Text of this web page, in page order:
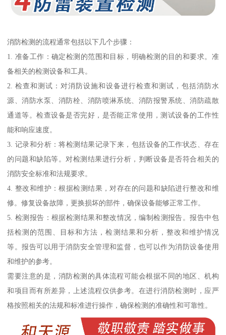
消防检测的流程通常包括以下几个步骤：
1. 准备工作：确定检测的范围和目标，明确检测的目的和要求。准
备相关的检测设备和工具。
2. 检查和测试：对消防设施和设备进行检查和测试，包括消防水
源、消防水泵、消防栓、消防喷淋系统、消防报警系统、消防疏散
通道等。检查设备是否完好，是否能正常使用，测试设备的工作性
能和响应速度。
3. 记录和分析：将检测结果记录下来，包括设备的工作状态、存在
的问题和缺陷等。对检测结果进行分析，判断设备是否符合相关的
消防安全标准和法规要求。
4. 整改和维护：根据检测结果，对存在的问题和缺陷进行整改和维
修。修复设备故障，更换损坏的部件，确保设备能够正常工作。
5. 检测报告：根据检测结果和整改情况，编制检测报告。报告中包
括检测的范围、目标和方法，检测结果和分析，整改和维护情况
等。报告可以用于消防安全管理和监督，也可以作为消防设备使用
和维护的参考。
需要注意的是，消防检测的具体流程可能会根据不同的地区、机构
和项目而有所差异，上述流程仅供参考。在进行消防检测时，应严
格按照相关的法规和标准进行操作，确保检测的准确性和可靠性。